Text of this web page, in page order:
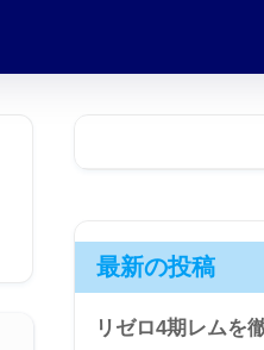
最新の投稿
リゼロ4期レムを